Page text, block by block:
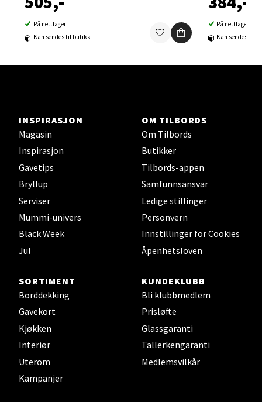
På nettlager
Kan sendes til butikk
På nettlager
Kan sendes til
INSPIRASJON
Magasin
Inspirasjon
Gavetips
Bryllup
Serviser
Mummi-univers
Black Week
Jul
OM TILBORDS
Om Tilbords
Butikker
Tilbords-appen
Samfunnsansvar
Ledige stillinger
Personvern
Innstillinger for Cookies
Åpenhetsloven
SORTIMENT
Borddekking
Gavekort
Kjøkken
Interiør
Uterom
Kampanjer
KUNDEKLUBB
Bli klubbmedlem
Prisløfte
Glassgaranti
Tallerkengaranti
Medlemsvilkår
Orkanger - Thon Senter Orkanger
Thon Senter Orkanger, Orkdalsveien 113, 7300
Åpent i dag 09-20
Sandvika - Thon Senter Sandvika
Brodtkorbsgate 7, 1338 Sandvika
Åpent i dag 10-21
0 i butikk
Bergen - Thon Senter Sartor
Åpent i dag 10-21
0 i butikk